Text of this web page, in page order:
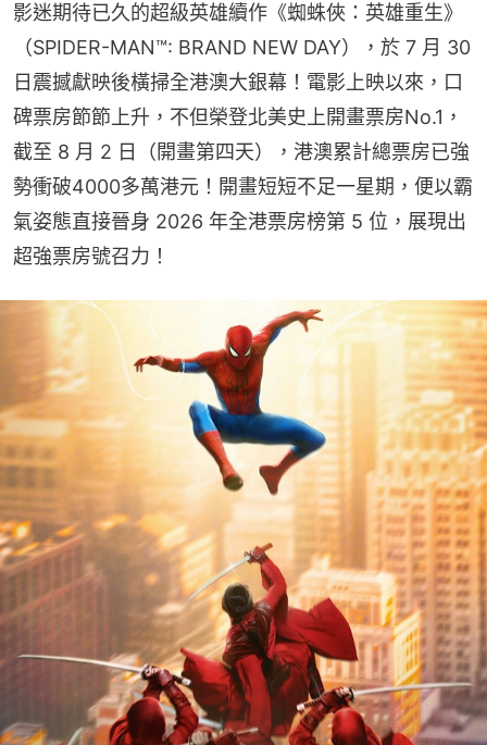
影迷期待已久的超級英雄續作《蜘蛛俠：英雄重生》
（SPIDER-MAN™: BRAND NEW DAY），於 7 月 30
日震撼獻映後橫掃全港澳大銀幕！電影上映以來，口
碑票房節節上升，不但榮登北美史上開畫票房No.1，
截至 8 月 2 日（開畫第四天），港澳累計總票房已強
勢衝破4000多萬港元！開畫短短不足一星期，便以霸
氣姿態直接晉身 2026 年全港票房榜第 5 位，展現出
超強票房號召力！